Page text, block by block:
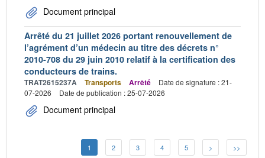
Document principal
Arrêté du 21 juillet 2026 portant renouvellement de
l’agrément d’un médecin au titre des décrets n°
2010-708 du 29 juin 2010 relatif à la certification des
conducteurs de trains.
TRAT2615237A Transports Arrêté
Date de signature : 21-
07-2026
Date de publication : 25-07-2026
Document principal
1 2 3 4 5 > >>